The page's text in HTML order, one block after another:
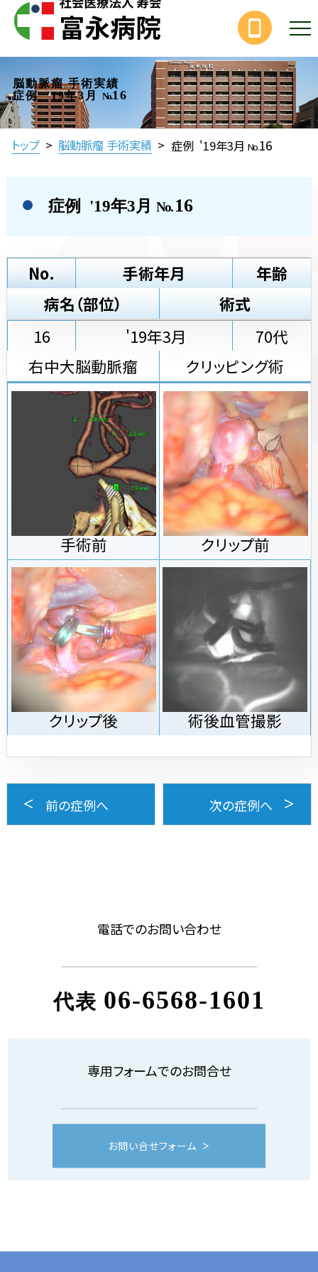
脳動脈瘤 手術実績
症例 '19年3月
No.16
トップ > 脳動脈瘤 手術実績 > 症例 '19年3月 No.16
症例 '19年3月 No.16
No. 手術年月
年齢
病名（部位）
術式
16
'19年3月
70代
右中大脳動脈瘤
クリッピング術
手術前 クリップ前
クリップ後 術後血管撮影
前の症例へ 次の症例へ
電話でのお問い合わせ
代表 06-6568-1601
専用フォームでのお問合せ
お問い合せフォーム